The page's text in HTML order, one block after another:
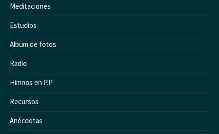
Meditaciones
Estudios
Album de fotos
Radio
Himnos en P.P
Recursos
Anécdotas